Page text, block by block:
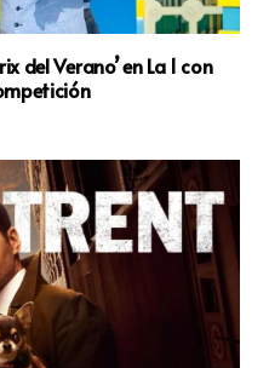
del Verano’ en La 1 con